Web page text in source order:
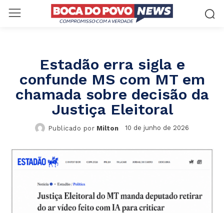
Estadão erra sigla e
confunde MS com MT em
chamada sobre decisão da
Justiça Eleitoral
Publicado por Milton 10 de junho de 2026